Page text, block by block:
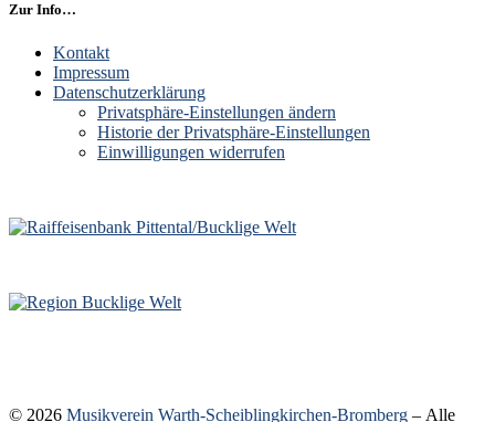
Zur Info…
Kontakt
Impressum
Datenschutzerklärung
Privatsphäre-Einstellungen ändern
Historie der Privatsphäre-Einstellungen
Einwilligungen widerrufen
© 2026 Musikverein Warth-Scheiblingkirchen-Bromberg – Alle